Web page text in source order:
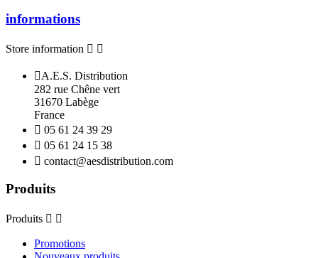
informations
Store information  
A.E.S. Distribution
282 rue Chêne vert
31670 Labège
France
 05 61 24 39 29
 05 61 24 15 38
 contact@aesdistribution.com
Produits
Produits  
Promotions